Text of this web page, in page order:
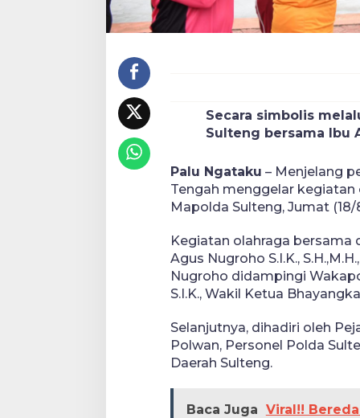
Secara simbolis
Sulteng bersama Ibu
Palu Ngataku – Menjelang
Tengah menggelar
Mapolda Sulteng, Jumat (18/
Kegiatan olahraga bersama
Agus Nugroho S.I.K.,
Nugroho didampingi
S.I.K., Wakil Ketua
Selanjutnya, dihadiri oleh
Polwan, Personel Polda
Daerah Sulteng.
Baca Juga Viral!!